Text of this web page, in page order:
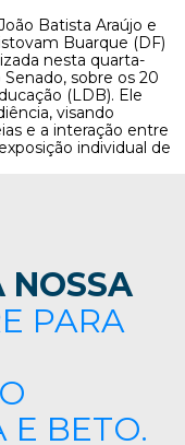
Batista Araújo e
Buarque (DF)
nesta quarta-
sobre os 20
(LDB). Ele
visando
e a interação entre
individual de
NOSSA
PARA
E BETO.